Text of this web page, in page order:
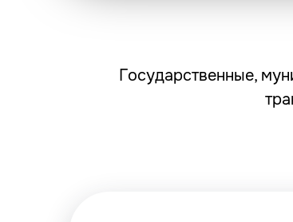
Государственные,